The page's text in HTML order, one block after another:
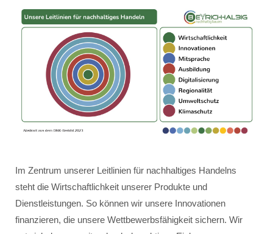
Im Zentrum unserer Leitlinien für nachhaltiges Handelns
steht die Wirtschaftlichkeit unserer Produkte und
Dienstleistungen. So können wir unsere Innovationen
finanzieren, die unsere Wettbewerbsfähigkeit sichern. Wir